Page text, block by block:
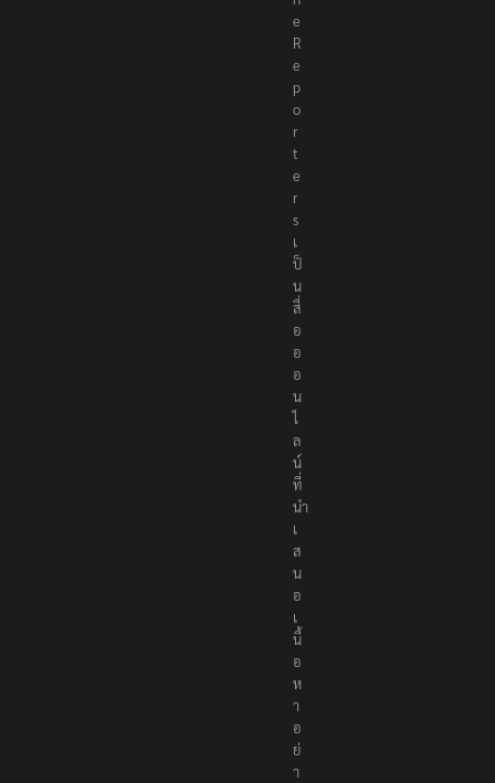
e
R
e
p
o
r
t
e
r
s
เ
ป็
น
สื่
อ
อ
อ
น
ไ
ล
น์
ที่
นำ
เ
ส
น
อ
เ
นื้
อ
ห
า
อ
ย่
า